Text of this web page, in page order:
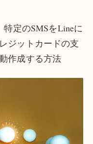
定のSMSをLineに
ジットカードの支
作成する方法